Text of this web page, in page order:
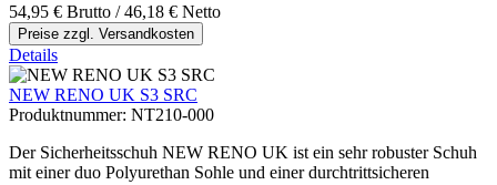
54,95 € Brutto / 46,18 € Netto
Preise zzgl. Versandkosten
Details
NEW RENO UK S3 SRC
Produktnummer: NT210-000
Der Sicherheitsschuh NEW RENO UK ist ein sehr robuster Schuh
mit einer duo Polyurethan Sohle und einer durchtrittsicheren